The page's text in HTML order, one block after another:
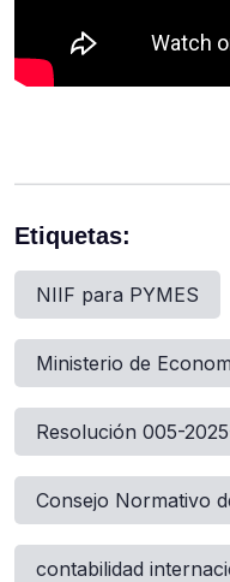
Etiquetas:
NIIF para PYMES
Ministerio de
Resolución 005-
Consejo Normativo
contabilidad